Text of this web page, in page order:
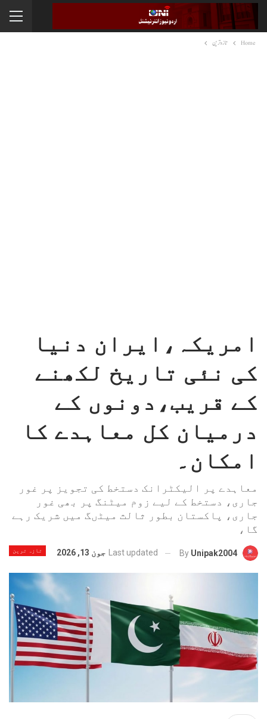
Home تازہ ترین
امریکہ،ایران دنیا
کی نئی تاریخ لکھنے
کے قریب،دونوں کے
درمیان کل معاہدے کا
امکان۔
معاہدے پر الیکٹرانک دستخط کی تجویز پر غور
جاری، دستخط کے لیے زوم میٹنگ پر بھی غور
جاری، پاکستان بطور ثالث میٹںگ میں شریک رہے
گا،
تازہ ترین By Unipak2004
Last updated جون 13, 2026